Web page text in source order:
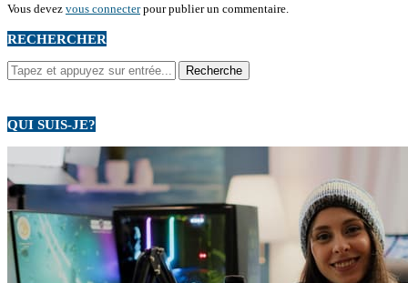
Vous devez vous connecterpour publier un commentaire.
RECHERCHER
QUI SUIS-JE?